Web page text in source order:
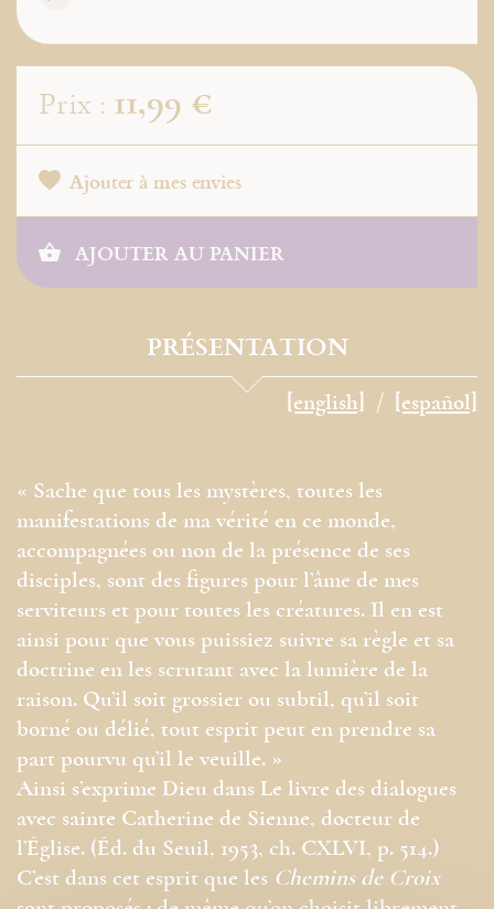
Prix : 11,99 €
Ajouter à mes envies
AJOUTER AU PANIER
PRÉSENTATION
[english] [español]
« Sache que tous les mystères, toutes les
manifestations de ma vérité en ce monde,
accompagnées ou non de la présence de ses
disciples, sont des figures pour l’âme de mes
serviteurs et pour toutes les créatures. Il en est
ainsi pour que vous puissiez suivre sa règle et sa
doctrine en les scrutant avec la lumière de la
raison. Qu’il soit grossier ou subtil, qu’il soit
borné ou délié, tout esprit peut en prendre sa
part pourvu qu’il le veuille. »
Ainsi s’exprime Dieu dans Le livre des dialogues
avec sainte Catherine de Sienne, docteur de
l’Église. (Éd. du Seuil, 1953, ch. CXLVI, p. 514.)
C’est dans cet esprit que les Chemins de Croix